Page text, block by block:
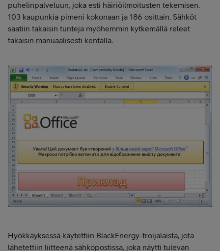
puhelinpalveluun, joka esti häiriöilmoitusten tekemisen.
103 kaupunkia pimeni kokonaan ja 186 osittain. Sähköt
saatiin takaisin tunteja myöhemmin kytkemällä releet
takaisin manuaalisesti kentällä.
Hyökkäyksessä käytettiin BlackEnergy-troijalaista, jota
lähetettiin liitteenä sähköpostissa, joka näytti tulevan